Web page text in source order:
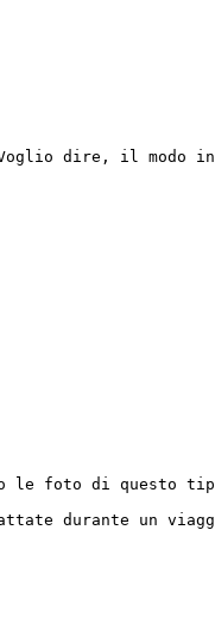
dire, il modo
le foto di questo
durante un